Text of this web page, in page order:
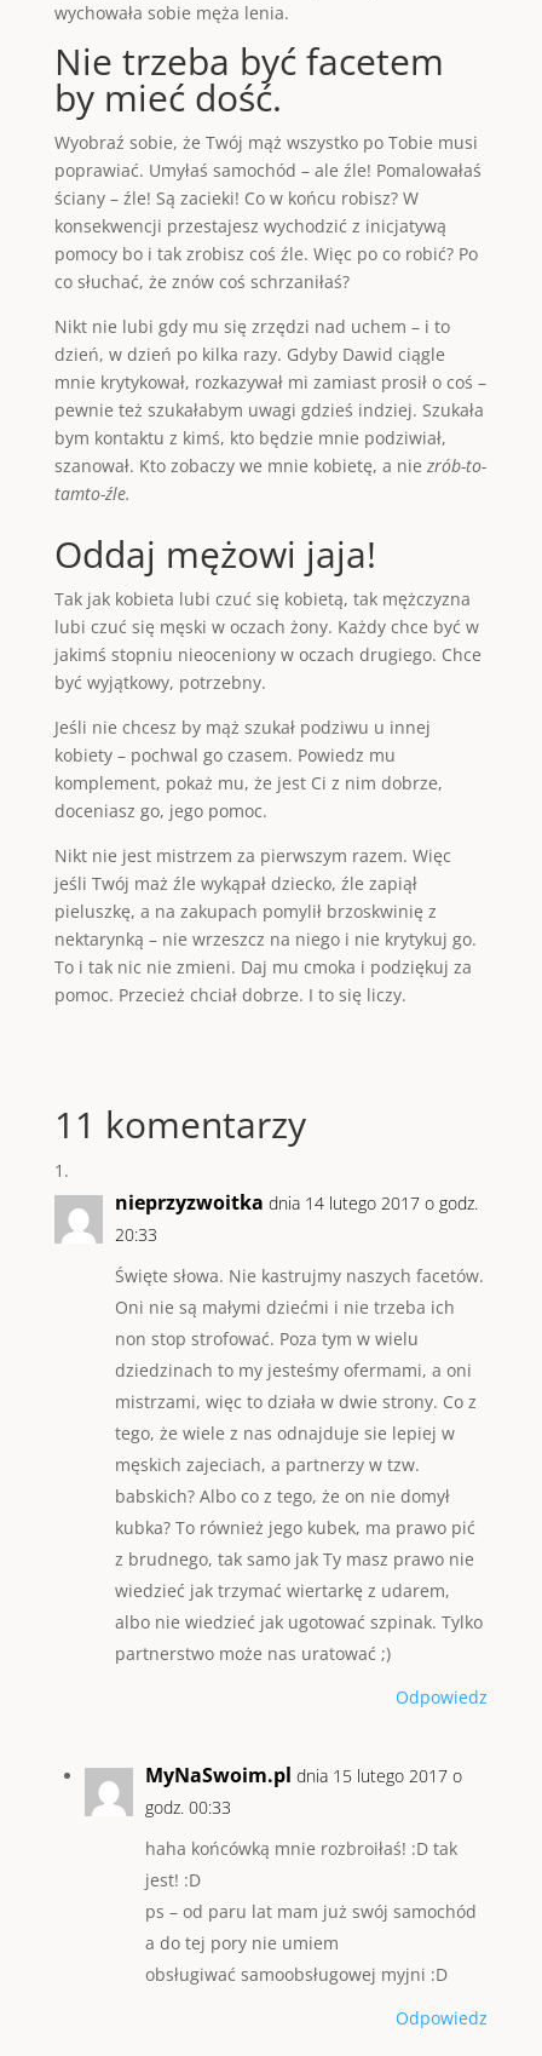
wychowała sobie męża lenia.
Nie trzeba być facetem
by mieć dość.
Wyobraź sobie, że Twój mąż wszystko po Tobie musi
poprawiać. Umyłaś samochód – ale źle! Pomalowałaś
ściany – źle! Są zacieki! Co w końcu robisz? W
konsekwencji przestajesz wychodzić z inicjatywą
pomocy bo i tak zrobisz coś źle. Więc po co robić? Po
co słuchać, że znów coś schrzaniłaś?
Nikt nie lubi gdy mu się zrzędzi nad uchem – i to
dzień, w dzień po kilka razy. Gdyby Dawid ciągle
mnie krytykował, rozkazywał mi zamiast prosił o coś –
pewnie też szukałabym uwagi gdzieś indziej. Szukała
bym kontaktu z kimś, kto będzie mnie podziwiał,
szanował. Kto zobaczy we mnie kobietę, a nie zrób-to-
tamto-źle.
Oddaj mężowi jaja!
Tak jak kobieta lubi czuć się kobietą, tak mężczyzna
lubi czuć się męski w oczach żony. Każdy chce być w
jakimś stopniu nieoceniony w oczach drugiego. Chce
być wyjątkowy, potrzebny.
Jeśli nie chcesz by mąż szukał podziwu u innej
kobiety – pochwal go czasem. Powiedz mu
komplement, pokaż mu, że jest Ci z nim dobrze,
doceniasz go, jego pomoc.
Nikt nie jest mistrzem za pierwszym razem. Więc
jeśli Twój maż źle wykąpał dziecko, źle zapiął
pieluszkę, a na zakupach pomylił brzoskwinię z
nektarynką – nie wrzeszcz na niego i nie krytykuj go.
To i tak nic nie zmieni. Daj mu cmoka i podziękuj za
pomoc. Przecież chciał dobrze. I to się liczy.
11 komentarzy
nieprzyzwoitka dnia 14 lutego 2017 o godz.
20:33
Święte słowa. Nie kastrujmy naszych facetów.
Oni nie są małymi dziećmi i nie trzeba ich
non stop strofować. Poza tym w wielu
dziedzinach to my jesteśmy ofermami, a oni
mistrzami, więc to działa w dwie strony. Co z
tego, że wiele z nas odnajduje sie lepiej w
męskich zajeciach, a partnerzy w tzw.
babskich? Albo co z tego, że on nie domył
kubka? To również jego kubek, ma prawo pić
z brudnego, tak samo jak Ty masz prawo nie
wiedzieć jak trzymać wiertarkę z udarem,
albo nie wiedzieć jak ugotować szpinak. Tylko
partnerstwo może nas uratować ;)
Odpowiedz
MyNaSwoim.pl dnia 15 lutego 2017 o
godz. 00:33
haha końcówką mnie rozbroiłaś! :D tak
jest! :D
ps – od paru lat mam już swój samochód
a do tej pory nie umiem
obsługiwać samoobsługowej myjni :D
Odpowiedz